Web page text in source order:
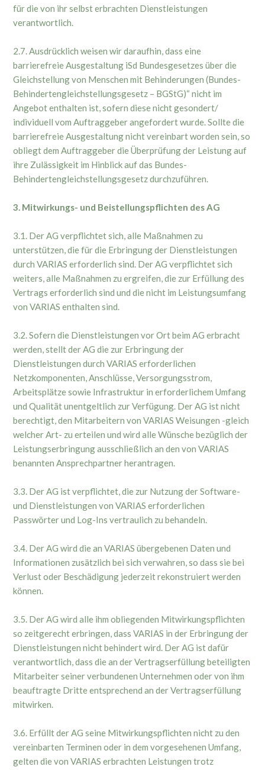
für die von ihr selbst erbrachten Dienstleistungen
verantwortlich.
2.7. Ausdrücklich weisen wir daraufhin, dass eine
barrierefreie Ausgestaltung iSd Bundesgesetzes über die
Gleichstellung von Menschen mit Behinderungen (Bundes-
Behindertengleichstellungsgesetz – BGStG)“ nicht im
Angebot enthalten ist, sofern diese nicht gesondert/
individuell vom Auftraggeber angefordert wurde. Sollte die
barrierefreie Ausgestaltung nicht vereinbart worden sein, so
obliegt dem Auftraggeber die Überprüfung der Leistung auf
ihre Zulässigkeit im Hinblick auf das Bundes-
Behindertengleichstellungsgesetz durchzuführen.
3. Mitwirkungs- und Beistellungspflichten des AG
3.1. Der AG verpflichtet sich, alle Maßnahmen zu
unterstützen, die für die Erbringung der Dienstleistungen
durch VARIAS erforderlich sind. Der AG verpflichtet sich
weiters, alle Maßnahmen zu ergreifen, die zur Erfüllung des
Vertrags erforderlich sind und die nicht im Leistungsumfang
von VARIAS enthalten sind.
3.2. Sofern die Dienstleistungen vor Ort beim AG erbracht
werden, stellt der AG die zur Erbringung der
Dienstleistungen durch VARIAS erforderlichen
Netzkomponenten, Anschlüsse, Versorgungsstrom,
Arbeitsplätze sowie Infrastruktur in erforderlichem Umfang
und Qualität unentgeltlich zur Verfügung. Der AG ist nicht
berechtigt, den Mitarbeitern von VARIAS Weisungen -gleich
welcher Art- zu erteilen und wird alle Wünsche bezüglich der
Leistungserbringung ausschließlich an den von VARIAS
benannten Ansprechpartner herantragen.
3.3. Der AG ist verpflichtet, die zur Nutzung der Software-
und Dienstleistungen von VARIAS erforderlichen
Passwörter und Log-Ins vertraulich zu behandeln.
3.4. Der AG wird die an VARIAS übergebenen Daten und
Informationen zusätzlich bei sich verwahren, so dass sie bei
Verlust oder Beschädigung jederzeit rekonstruiert werden
können.
3.5. Der AG wird alle ihm obliegenden Mitwirkungspflichten
so zeitgerecht erbringen, dass VARIAS in der Erbringung der
Dienstleistungen nicht behindert wird. Der AG ist dafür
verantwortlich, dass die an der Vertragserfüllung beteiligten
Mitarbeiter seiner verbundenen Unternehmen oder von ihm
beauftragte Dritte entsprechend an der Vertragserfüllung
mitwirken.
3.6. Erfüllt der AG seine Mitwirkungspflichten nicht zu den
vereinbarten Terminen oder in dem vorgesehenen Umfang,
gelten die von VARIAS erbrachten Leistungen trotz